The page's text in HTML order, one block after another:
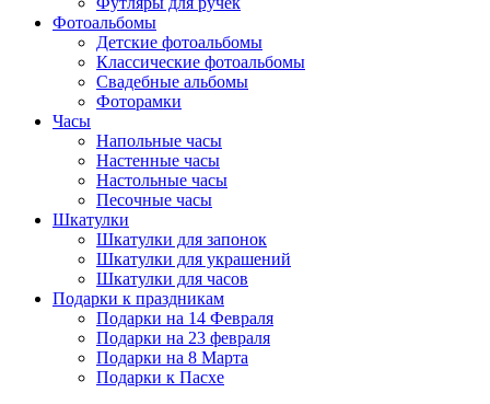
Фотоальбомы
Детские фотоальбомы
Классические фотоальбомы
Свадебные альбомы
Фоторамки
Часы
Напольные часы
Настенные часы
Настольные часы
Песочные часы
Шкатулки
Шкатулки для запонок
Шкатулки для украшений
Шкатулки для часов
Подарки к праздникам
Подарки на 14 Февраля
Подарки на 23 февраля
Подарки на 8 Марта
Подарки к Пасхе